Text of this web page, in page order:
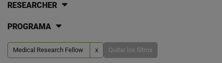
RESEARCHER
PROGRAMA
Medical Research Fellow x Quitar los filtros